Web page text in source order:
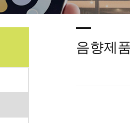
음향제품